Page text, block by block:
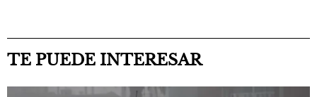
TE PUEDE INTERESAR